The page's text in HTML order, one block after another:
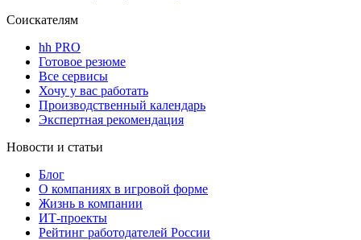
Соискателям
hh PRO
Готовое резюме
Все сервисы
Хочу у вас работать
Производственный календарь
Экспертная рекомендация
Новости и статьи
Блог
О компаниях в игровой форме
Жизнь в компании
ИТ-проекты
Рейтинг работодателей России